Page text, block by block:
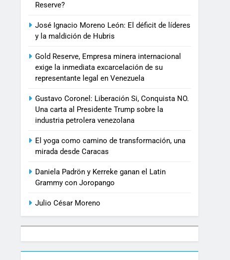
Reserve?
José Ignacio Moreno León: El déficit de líderes
y la maldición de Hubris
Gold Reserve, Empresa minera internacional
exige la inmediata excarcelación de su
representante legal en Venezuela
Gustavo Coronel: Liberación Si, Conquista NO.
Una carta al Presidente Trump sobre la
industria petrolera venezolana
El yoga como camino de transformación, una
mirada desde Caracas
Daniela Padrön y Kerreke ganan el Latin
Grammy con Joropango
Julio César Moreno